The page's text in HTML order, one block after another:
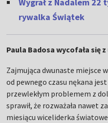
rywalka Świątek
Paula Badosa wycofała się z
Zajmująca dwunaste miejsce
od pewnego czasu nękana
przewlekłym problemem z
sprawił, że rozważała nawet
miesiącu wiceliderka